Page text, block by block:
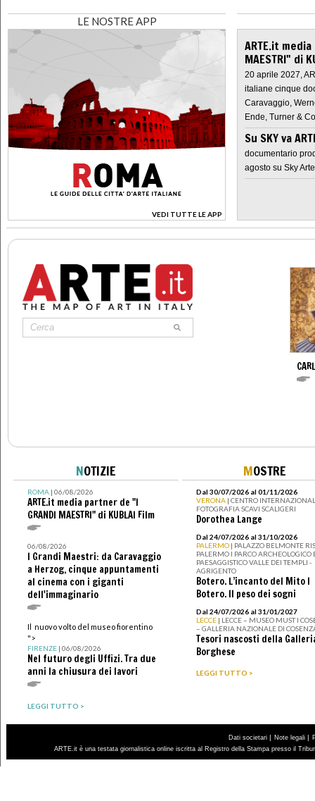
LE NOSTRE APP
VEDI TUTTE LE APP
>
ARTE.it
MAESTRI" di
20 aprile 2027,
italiane cinque
Caravaggio,
Ende, Turner &
Su SKY va
documentario
agosto su Sky Arte
NOTIZIE
ROMA| 06/08/2026
ARTE.it media partner de "I
GRANDI MAESTRI" di KUBLAI Film
06/08/2026
I Grandi Maestri: da Caravaggio
a Herzog, cinque appuntamenti
al cinema con i giganti
dell'immaginario
Il nuovo volto del museo fiorentino
">
FIRENZE| 06/08/2026
Nel futuro degli Uffizi. Tra due
anni la chiusura dei lavori
LEGGI TUTTO >
MOSTRE
Dal 30/07/2026 al 01/11/2026
VERONA | CENTRO
FOTOGRAFIA SCAVI SCALIGERI
Dorothea Lange
Dal 24/07/2026 al 31/10/2026
PALERMO | PALAZZO BELMONTE
PALERMO I PARCO ARCHEOLOGICO
PAESAGGISTICO VALLE DEI TEMPLI -
AGRIGENTO
Botero. L’incanto del Mito I
Botero. Il peso dei sogni
Dal 24/07/2026 al 31/01/2027
LECCE | LECCE – MUSEO MUST I
– GALLERIA NAZIONALE DI
Tesori nascosti della
Borghese
LEGGI TUTTO >
Dati societari | Note legali |
ARTE.it è una testata giornalistica online iscritta al Registro della Stampa presso il